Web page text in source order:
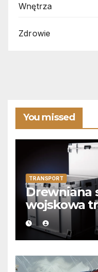
Wnętrza
Zdrowie
You missed
TRANSPORT
Drewniana
wojskowa